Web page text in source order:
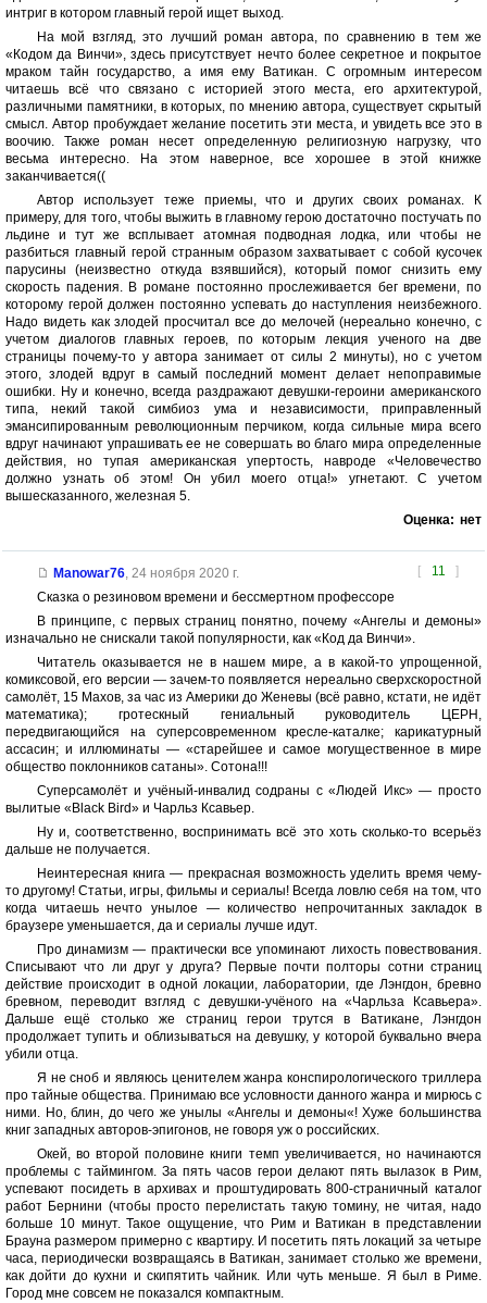
интриг в котором главный герой ищет выход.
На мой взгляд, это лучший роман автора, по сравнению в тем же
«Кодом да Винчи», здесь присутствует нечто более секретное и покрытое
мраком тайн государство, а имя ему Ватикан. С огромным интересом
читаешь всё что связано с историей этого места, его архитектурой,
различными памятники, в которых, по мнению автора, существует скрытый
смысл. Автор пробуждает желание посетить эти места, и увидеть все это в
воочию. Также роман несет определенную религиозную нагрузку, что
весьма интересно. На этом наверное, все хорошее в этой книжке
заканчивается((
Автор использует теже приемы, что и других своих романах. К
примеру, для того, чтобы выжить в главному герою достаточно постучать по
льдине и тут же всплывает атомная подводная лодка, или чтобы не
разбиться главный герой странным образом захватывает с собой кусочек
парусины (неизвестно откуда взявшийся), который помог снизить ему
скорость падения. В романе постоянно прослеживается бег времени, по
которому герой должен постоянно успевать до наступления неизбежного.
Надо видеть как злодей просчитал все до мелочей (нереально конечно, с
учетом диалогов главных героев, по которым лекция ученого на две
страницы почему-то у автора занимает от силы 2 минуты), но с учетом
этого, злодей вдруг в самый последний момент делает непоправимые
ошибки. Ну и конечно, всегда раздражают девушки-героини американского
типа, некий такой симбиоз ума и независимости, приправленный
эмансипированным революционным перчиком, когда сильные мира всего
вдруг начинают упрашивать ее не совершать во благо мира определенные
действия, но тупая американская упертость, навроде «Человечество
должно узнать об этом! Он убил моего отца!» угнетают. С учетом
вышесказанного, железная 5.
Оценка: нет
[ 11 ]
Manowar76, 24 ноября 2020 г.
Сказка о резиновом времени и бессмертном профессоре
В принципе, с первых страниц понятно, почему «Ангелы и демоны»
изначально не снискали такой популярности, как «Код да Винчи».
Читатель оказывается не в нашем мире, а в какой-то упрощенной,
комиксовой, его версии — зачем-то появляется нереально сверхскоростной
самолёт, 15 Махов, за час из Америки до Женевы (всё равно, кстати, не идёт
математика); гротескный гениальный руководитель ЦЕРН,
передвигающийся на суперсовременном кресле-каталке; карикатурный
ассасин; и иллюминаты — «старейшее и самое могущественное в мире
общество поклонников сатаны». Сотона!!!
Суперсамолёт и учёный-инвалид содраны с «Людей Икс» — просто
вылитые «Black Bird» и Чарльз Ксавьер.
Ну и, соответственно, воспринимать всё это хоть сколько-то всерьёз
дальше не получается.
Неинтересная книга — прекрасная возможность уделить время чему-
то другому! Статьи, игры, фильмы и сериалы! Всегда ловлю себя на том, что
когда читаешь нечто унылое — количество непрочитанных закладок в
браузере уменьшается, да и сериалы лучше идут.
Про динамизм — практически все упоминают лихость повествования.
Списывают что ли друг у друга? Первые почти полторы сотни страниц
действие происходит в одной локации, лаборатории, где Лэнгдон, бревно
бревном, переводит взгляд с девушки-учёного на «Чарльза Ксавьера».
Дальше ещё столько же страниц герои трутся в Ватикане, Лэнгдон
продолжает тупить и облизываться на девушку, у которой буквально вчера
убили отца.
Я не сноб и являюсь ценителем жанра конспирологического триллера
про тайные общества. Принимаю все условности данного жанра и мирюсь с
ними. Но, блин, до чего же унылы «Ангелы и демоны«! Хуже большинства
книг западных авторов-эпигонов, не говоря уж о российских.
Окей, во второй половине книги темп увеличивается, но начинаются
проблемы с таймингом. За пять часов герои делают пять вылазок в Рим,
успевают посидеть в архивах и проштудировать 800-страничный каталог
работ Бернини (чтобы просто перелистать такую томину, не читая, надо
больше 10 минут. Такое ощущение, что Рим и Ватикан в представлении
Брауна размером примерно с квартиру. И посетить пять локаций за четыре
часа, периодически возвращаясь в Ватикан, занимает столько же времени,
как дойти до кухни и скипятить чайник. Или чуть меньше. Я был в Риме.
Город мне совсем не показался компактным.